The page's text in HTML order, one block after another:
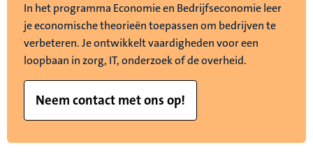
In het programma Economie en Bedrijfseconomie leer
je economische theorieën toepassen om bedrijven te
verbeteren. Je ontwikkelt vaardigheden voor een
loopbaan in zorg, IT, onderzoek of de overheid.
Neem contact met ons op!